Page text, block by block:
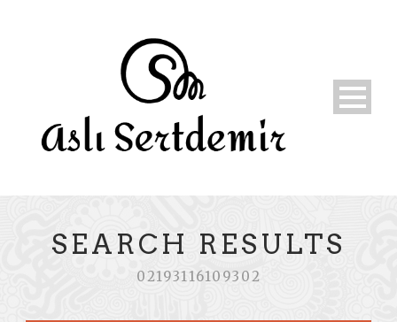
SEARCH RESULTS
02193116109302